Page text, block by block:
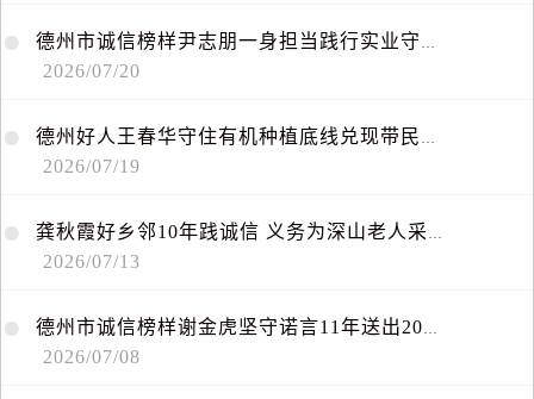
德州 市诚信榜样尹志朋一身担 当 践行实业守
2026/07/20
德州 好人 王春华守住有机种植底线 兑现带 民
2026/07/19
龚秋霞好乡邻1 0年践诚信 义 务为深山老人 采
2026/07/13
德州 市诚信榜样谢金虎坚守诺言1 1 年送出20
2026/07/08